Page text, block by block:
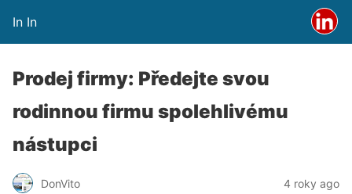
In In
Prodej firmy: Předejte svou
rodinnou firmu spolehlivému
nástupci
DonVito 4 roky ago